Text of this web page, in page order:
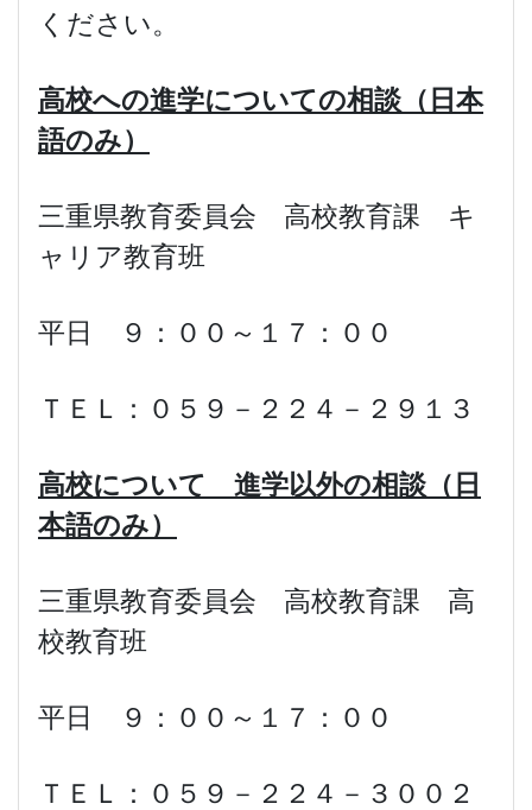
ください。
高校への進学についての相談（日本
語のみ）
三重県教育委員会 高校教育課 キ
ャリア教育班
平日 ９：００～１７：００
ＴＥＬ：０５９－２２４－２９１３
高校について 進学以外の相談（日
本語のみ）
三重県教育委員会 高校教育課 高
校教育班
平日 ９：００～１７：００
ＴＥＬ：０５９－２２４－３００２